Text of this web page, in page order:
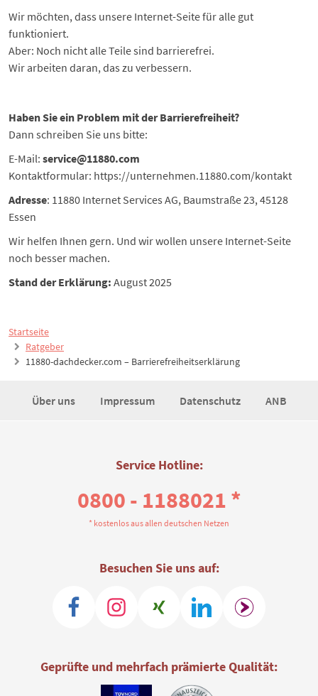
Startseite
Ratgeber
11880-dachdecker.com – Barrierefreiheitserklärung
Wir möchten, dass unsere Internet-Seite für alle gut
funktioniert.
Aber: Noch nicht alle Teile sind barrierefrei.
Wir arbeiten daran, das zu verbessern.
Haben Sie ein Problem mit der Barrierefreiheit?
Dann schreiben Sie uns bitte:
E-Mail: service@11880.com
Kontaktformular: https://unternehmen.11880.com/kontakt
Adresse: 11880 Internet Services AG, Baumstraße 23, 45128
Essen
Wir helfen Ihnen gern. Und wir wollen unsere Internet-Seite
noch besser machen.
Stand der Erklärung: August 2025
Über uns Impressum Datenschutz ANB
Service Hotline:
0800 - 1188021 *
* kostenlos aus allen deutschen Netzen
Besuchen Sie uns auf:
Geprüfte und mehrfach prämierte Qualität: